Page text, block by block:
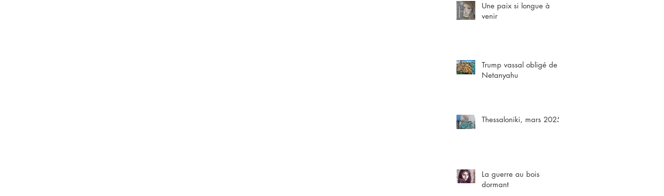
Une paix si longue à
venir
Trump vassal obligé de
Netanyahu
Thessaloniki, mars 2025
La guerre au bois
dormant